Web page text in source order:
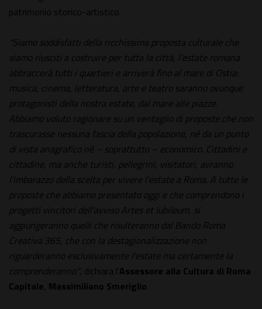
patrimonio storico-artistico.
"Siamo soddisfatti della ricchissima proposta culturale che
siamo riusciti a costruire per tutta la città, l'estate romana
abbraccerà tutti i quartieri e arriverà fino al mare di Ostia:
musica, cinema, letteratura, arte e teatro saranno ovunque
protagonisti della nostra estate, dal mare alle piazze.
Abbiamo voluto ragionare su un ventaglio di proposte che non
trascurasse nessuna fascia della popolazione, né da un punto
di vista anagrafico né – soprattutto – economico. Cittadini e
cittadine, ma anche turisti, pellegrini, visitatori, avranno
l'imbarazzo della scelta per vivere l'estate a Roma. A tutte le
proposte che abbiamo presentato oggi e che comprendono i
progetti vincitori dell'avviso Artes et Iubileum, si
aggiungeranno quelli che risulteranno dal Bando Roma
Creativa 365, che con la destagionalizzazione non
riguarderanno esclusivamente l'estate ma certamente la
comprenderanno" , dichiara l'Assessore alla Cultura di Roma
Capitale, Massimiliano Smeriglio.